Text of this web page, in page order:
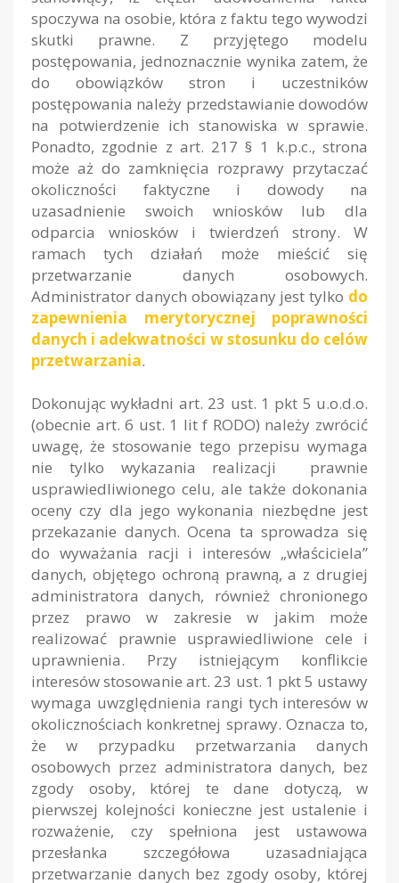
spoczywa na osobie, która z faktu tego wywodzi
skutki prawne. Z przyjętego modelu
postępowania, jednoznacznie wynika zatem, że
do obowiązków stron i uczestników
postępowania należy przedstawianie dowodów
na potwierdzenie ich stanowiska w sprawie.
Ponadto, zgodnie z art. 217 § 1 k.p.c., strona
może aż do zamknięcia rozprawy przytaczać
okoliczności faktyczne i dowody na
uzasadnienie swoich wniosków lub dla
odparcia wniosków i twierdzeń strony. W
ramach tych działań może mieścić się
przetwarzanie danych osobowych.
Administrator danych obowiązany jest tylko do
zapewnienia merytorycznej poprawności
danych i adekwatności w stosunku do celów
przetwarzania.
Dokonując wykładni art. 23 ust. 1 pkt 5 u.o.d.o.
(obecnie art. 6 ust. 1 lit f RODO) należy zwrócić
uwagę, że stosowanie tego przepisu wymaga
nie tylko wykazania realizacji prawnie
usprawiedliwionego celu, ale także dokonania
oceny czy dla jego wykonania niezbędne jest
przekazanie danych. Ocena ta sprowadza się
do wyważania racji i interesów „właściciela”
danych, objętego ochroną prawną, a z drugiej
administratora danych, również chronionego
przez prawo w zakresie w jakim może
realizować prawnie usprawiedliwione cele i
uprawnienia. Przy istniejącym konflikcie
interesów stosowanie art. 23 ust. 1 pkt 5 ustawy
wymaga uwzględnienia rangi tych interesów w
okolicznościach konkretnej sprawy. Oznacza to,
że w przypadku przetwarzania danych
osobowych przez administratora danych, bez
zgody osoby, której te dane dotyczą, w
pierwszej kolejności konieczne jest ustalenie i
rozważenie, czy spełniona jest ustawowa
przesłanka szczegółowa uzasadniająca
przetwarzanie danych bez zgody osoby, której